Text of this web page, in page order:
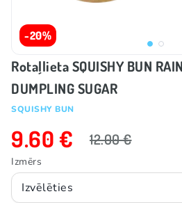
-20%
Rotaļlieta SQUISHY BUN
DUMPLING SUGAR
SQUISHY BUN
9.60 € 12.00 €
Izmērs
Izvēlēties